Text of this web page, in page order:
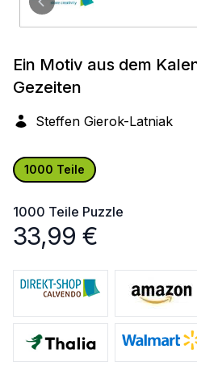
Ein Motiv aus dem
Gezeiten
Steffen Gierok-Latniak
1000 Teile
1000 Teile Puzzle
33,99 €